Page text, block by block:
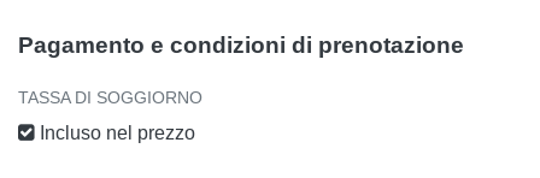
Pagamento e condizioni di prenotazione
TASSA DI SOGGIORNO
Incluso nel prezzo